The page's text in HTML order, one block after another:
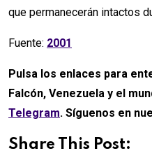
que permanecerán intactos
Fuente: 2001
Pulsa los enlaces para
Falcón, Venezuela y el
Telegram. Síguenos en
Share This Post: